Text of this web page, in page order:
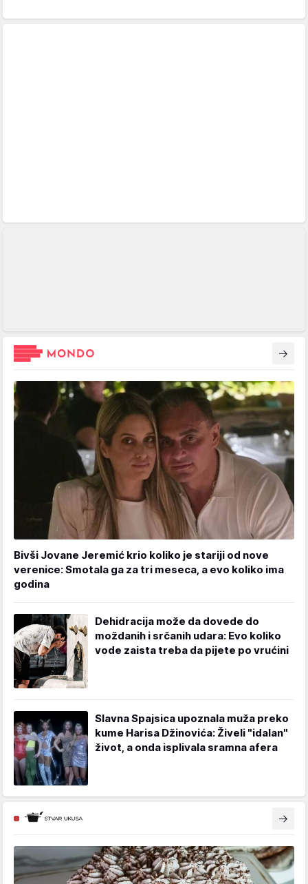
Bivši Jovane Jeremić krio koliko je stariji od nove
verenice: Smotala ga za tri meseca, a evo koliko ima
godina
Dehidracija može da dovede do
moždanih i srčanih udara: Evo koliko
vode zaista treba da pijete po vrućini
Slavna Spajsica upoznala muža preko
kume Harisa Džinovića: Živeli "idalan"
život, a onda isplivala sramna afera